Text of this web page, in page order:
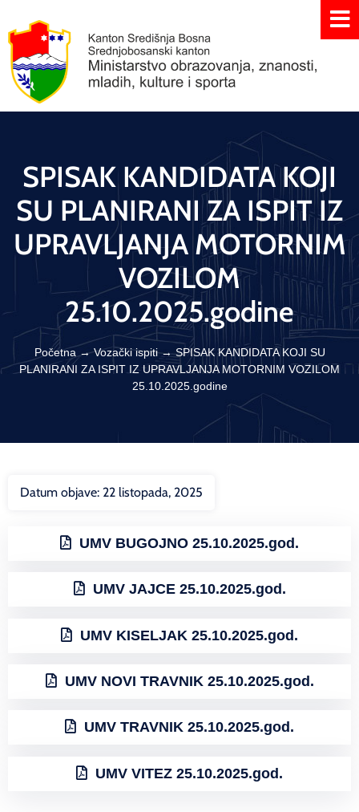
SPISAK KANDIDATA KOJI
SU PLANIRANI ZA ISPIT IZ
UPRAVLJANJA MOTORNIM
VOZILOM
25.10.2025.godine
Početna →Vozački ispiti→SPISAK KANDIDATA KOJI SU
PLANIRANI ZA ISPIT IZ UPRAVLJANJA MOTORNIM VOZILOM
25.10.2025.godine
Datum objave: 22 listopada, 2025
UMV BUGOJNO 25.10.2025.god.
UMV JAJCE 25.10.2025.god.
UMV KISELJAK 25.10.2025.god.
UMV NOVI TRAVNIK 25.10.2025.god.
UMV TRAVNIK 25.10.2025.god.
UMV VITEZ 25.10.2025.god.